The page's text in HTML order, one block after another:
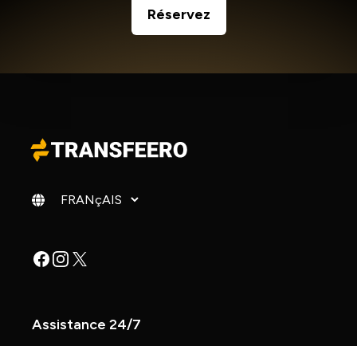
Réservez
Changer de langue
Facebook
Instagram
X
Assistance 24/7